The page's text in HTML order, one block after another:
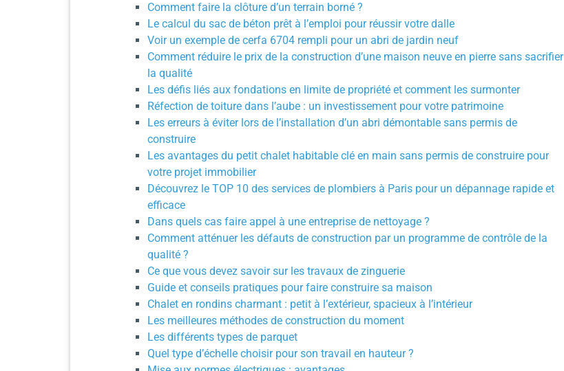
Comment faire la clôture d’un terrain borné ?
Le calcul du sac de béton prêt à l’emploi pour réussir votre dalle
Voir un exemple de cerfa 6704 rempli pour un abri de jardin neuf
Comment réduire le prix de la construction d’une maison neuve en pierre sans sacrifier
la qualité
Les défis liés aux fondations en limite de propriété et comment les surmonter
Réfection de toiture dans l’aube : un investissement pour votre patrimoine
Les erreurs à éviter lors de l’installation d’un abri démontable sans permis de
construire
Les avantages du petit chalet habitable clé en main sans permis de construire pour
votre projet immobilier
Découvrez le TOP 10 des services de plombiers à Paris pour un dépannage rapide et
efficace
Dans quels cas faire appel à une entreprise de nettoyage ?
Comment atténuer les défauts de construction par un programme de contrôle de la
qualité ?
Ce que vous devez savoir sur les travaux de zinguerie
Guide et conseils pratiques pour faire construire sa maison
Chalet en rondins charmant : petit à l’extérieur, spacieux à l’intérieur
Les meilleures méthodes de construction du moment
Les différents types de parquet
Quel type d’échelle choisir pour son travail en hauteur ?